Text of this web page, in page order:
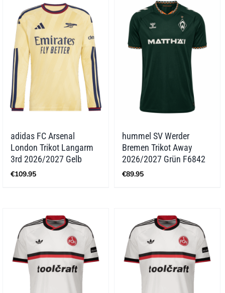
adidas FC Arsenal
London Trikot Langarm
3rd 2026/2027 Gelb
€109.95
hummel SV Werder
Bremen Trikot Away
2026/2027 Grün F6842
€89.95